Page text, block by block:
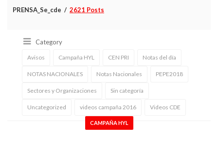
PRENSA_Se_cde 2621 Posts
Category
Avisos Campaña HYL CEN PRI Notas del día
NOTAS NACIONALES Notas Nacionales PEPE2018
Sectores y Organizaciones Sin categoría
Uncategorized videos campaña 2016 Videos CDE
CAMPAÑA HYL